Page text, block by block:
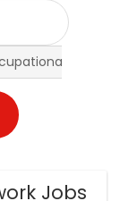
fields
Jobs